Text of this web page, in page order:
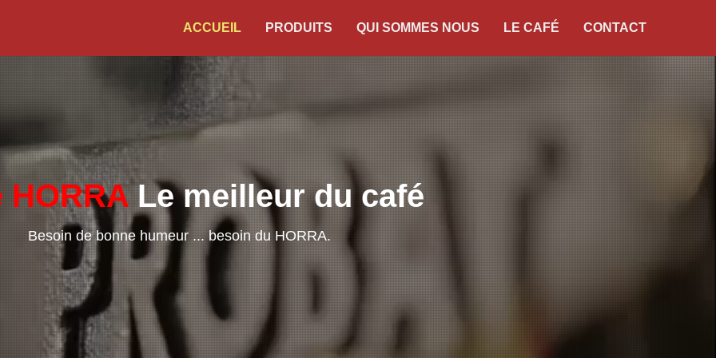
ACCUEIL PRODUITS QUI SOMMES NOUS LE CAFÉ CONTACT
HORRALe meilleur du café
Besoin de bonne humeur ... besoin du HORRA.